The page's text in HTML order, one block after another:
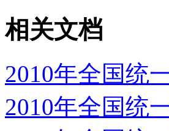
相关文档
2010年全国统
2010年全国统